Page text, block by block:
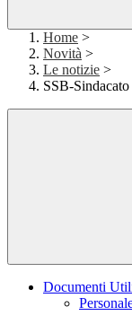
Home >
Novità >
Le notizie >
SSB-
Documenti